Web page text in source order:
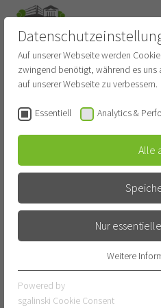
STARTDATUM
ENDDATUM
KATEGORIE WÄHLEN
SUBKATEGORIE
Auf unserer Webseite werden
zwingend benötigt, während es uns
auf unserer Webseite zu verbessern.
Essentiell Analytics &
Alle
Nur
Essentielle Cookies werden für
benötigt. Dadurch ist
Weitere
Powered by
sgalinski Cookie Consent